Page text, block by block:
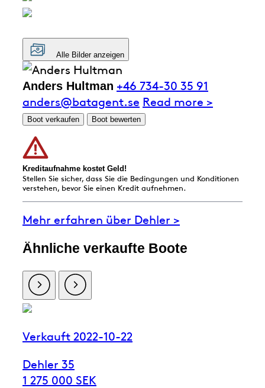
Alle Bilder anzeigen
Anders Hultman +46 734-30 35 91
anders@batagent.se Read more >
Boot verkaufen Boot bewerten
Kreditaufnahme kostet Geld!
Stellen Sie sicher, dass Sie die Bedingungen und Konditionen
verstehen, bevor Sie einen Kredit aufnehmen.
Mehr erfahren über Dehler >
Ähnliche verkaufte Boote
Verkauft 2022-10-22
Dehler 35
1 275 000 SEK